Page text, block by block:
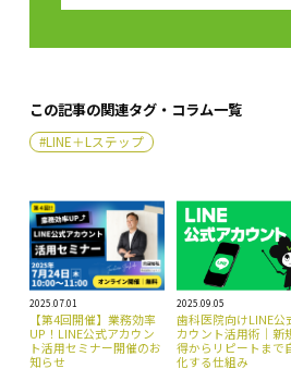
この記事の関連タグ・コラム一覧
#LINE＋Lステップ
2025.07.01
【第4回開催】業務効率
UP！LINE公式アカウン
ト活用セミナー開催のお
知らせ
2025.09.05
歯科医院向けLINE公
カウント活用術｜新
得からリピートまで
化する仕組み